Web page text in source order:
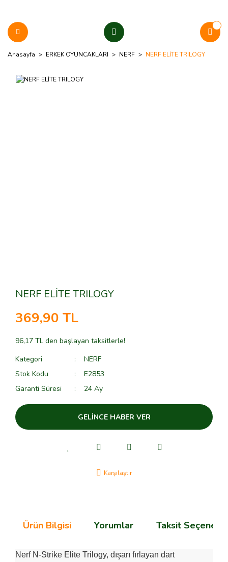
Anasayfa ERKEK OYUNCAKLARI NERF NERF ELİTE TRILOGY
NERF ELİTE TRILOGY
369,90 TL
96,17 TL den başlayan taksitlerle!
Kategori
NERF
Stok Kodu
E2853
Garanti Süresi
24 Ay
GELİNCE HABER VER
Karşılaştır
Ürün Bilgisi Yorumlar Taksit
Nerf N-Strike Elite Trilogy, dışarı fırlayan dart